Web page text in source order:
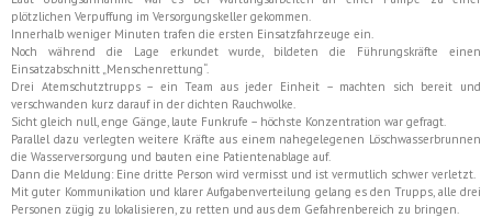
plötzlichen Verpuffung im Versorgungskeller gekommen.
Innerhalb weniger Minuten trafen die ersten Einsatzfahrzeuge ein.
Noch während die Lage erkundet wurde, bildeten die Führungskräfte einen
Einsatzabschnitt „Menschenrettung“.
Drei Atemschutztrupps – ein Team aus jeder Einheit – machten sich bereit und
verschwanden kurz darauf in der dichten Rauchwolke.
Sicht gleich null, enge Gänge, laute Funkrufe – höchste Konzentration war gefragt.
Parallel dazu verlegten weitere Kräfte aus einem nahegelegenen Löschwasserbrunnen
die Wasserversorgung und bauten eine Patientenablage auf.
Dann die Meldung: Eine dritte Person wird vermisst und ist vermutlich schwer verletzt.
Mit guter Kommunikation und klarer Aufgabenverteilung gelang es den Trupps, alle drei
Personen zügig zu lokalisieren, zu retten und aus dem Gefahrenbereich zu bringen.